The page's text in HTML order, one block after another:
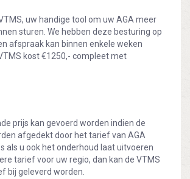
uw handige tool om uw AGA meer
sturen. We hebben deze besturing op
afspraak kan binnen enkele weken
kost €1250,- compleet met
prijs kan gevoerd worden indien de
afgedekt door het tarief van AGA
als u ook het onderhoud laat uitvoeren
tarief voor uw regio, dan kan de VTMS
bij geleverd worden.